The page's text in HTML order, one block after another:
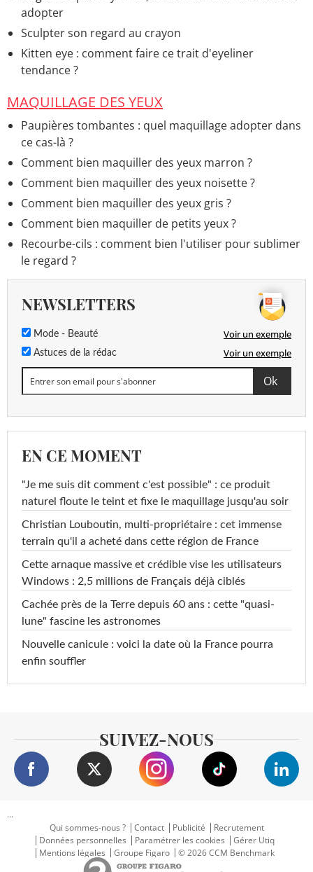
adopter
Sculpter son regard au crayon
Kitten eye : comment faire ce trait d'eyeliner
tendance ?
MAQUILLAGE DES YEUX
Paupières tombantes : quel maquillage adopter dans
ce cas-là ?
Comment bien maquiller des yeux marron ?
Comment bien maquiller des yeux noisette ?
Comment bien maquiller des yeux gris ?
Comment bien maquiller de petits yeux ?
Recourbe-cils : comment bien l'utiliser pour sublimer
le regard ?
NEWSLETTERS
Mode - Beauté Voir un exemple
Astuces de la rédac Voir un exemple
EN CE MOMENT
"Je me suis dit comment c'est possible" : ce produit
naturel floute le teint et fixe le maquillage jusqu'au soir
Christian Louboutin, multi-propriétaire : cet immense
terrain qu'il a acheté dans cette région de France
Cette arnaque massive et crédible vise les utilisateurs
Windows : 2,5 millions de Français déjà ciblés
Cachée près de la Terre depuis 60 ans : cette "quasi-
lune" fascine les astronomes
Nouvelle canicule : voici la date où la France pourra
enfin souffler
SUIVEZ-NOUS
...
Qui sommes-nous ?
Contact Publicité
Recrutement
Données personnelles
Paramétrer les cookies
Gérer Utiq
Mentions légales
Groupe Figaro © 2026 CCM Benchmark